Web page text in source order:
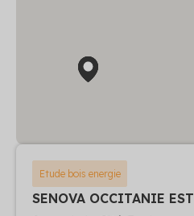
Etude bois energie
SENOVA OCCITANIE EST